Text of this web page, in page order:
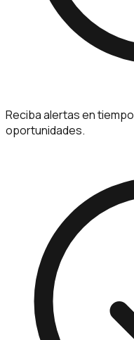
Reciba alertas en
oportunidades.